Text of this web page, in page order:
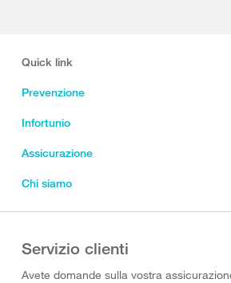
Quick link
Prevenzione
Infortunio
Assicurazione
Chi siamo
Servizio clienti
Avete domande sulla vostra